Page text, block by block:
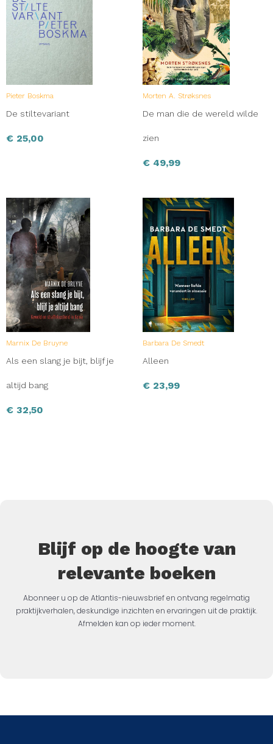
Pieter Boskma
De stiltevariant
€ 25,00
Morten A. Strøksnes
De man die de wereld wilde
zien
€ 49,99
Marnix De Bruyne
Als een slang je bijt, blijf je
altijd bang
€ 32,50
Barbara De Smedt
Alleen
€ 23,99
Blijf op de hoogte van
relevante boeken
Abonneer u op de Atlantis-nieuwsbrief en ontvang regelmatig
praktijkverhalen, deskundige inzichten en ervaringen uit de praktijk.
Afmelden kan op ieder moment.